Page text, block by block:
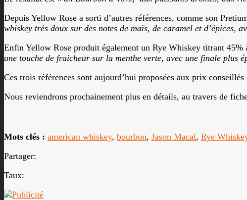
Depuis Yellow Rose a sorti d’autres références, comme son
whiskey très doux sur des notes de maïs, de caramel et d’épices,
Enfin Yellow Rose produit également un Rye Whiskey titrant
une touche de fraicheur sur la menthe verte, avec une finale plus
Ces trois références sont aujourd’hui proposées aux prix
Nous reviendrons prochainement plus en détails, au travers de
Mots clés : american whiskey, bourbon, Jason Macal, Rye
Partager:
Taux: